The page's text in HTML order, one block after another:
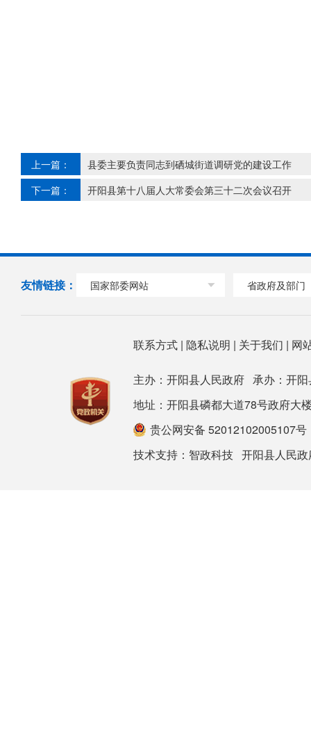
上一篇：
县委主要负责同志到硒城街道调研党的建设工作
下一篇：
开阳县第十八届人大常委会第三十二次会议召开
友情链接： 国家部委网站 省政府及部门
联系方式| 隐私说明 | 关于我们 | 网
主办：开阳县人民政府 承办：开
地址：开阳县磷都大道78号政府
贵公网安备 52012102005107号
技术支持： 智政科技 开阳县人民